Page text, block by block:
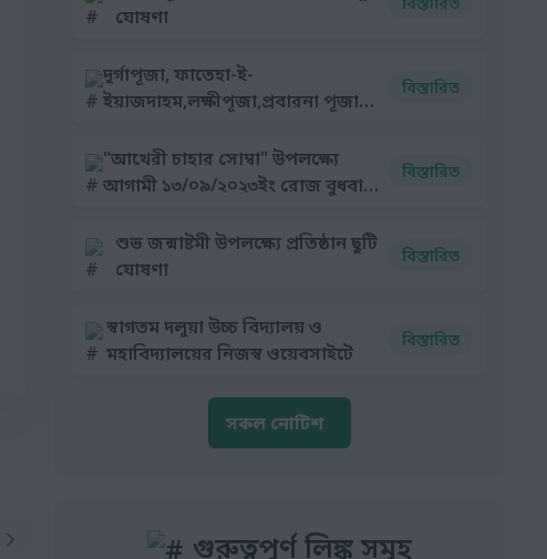
ঘোষণা
দূর্গাপূজা, ফাতেহা-ই-
ইয়াজদাহম,লক্ষীপূজা,প্রবারনা পূজা
বিস্তারিত
"আখেরী চাহার সোম্বা" উপলক্ষ্যে
আগামী ১৩/০৯/২০২৩ইং রোজ বুধবার
বিস্তারিত
শুভ জন্মাষ্টমী উপলক্ষ্যে প্রতিষ্ঠান ছুটি
ঘোষণা
বিস্তারিত
স্বাগতম দলুয়া উচ্চ বিদ্যালয় ও
মহাবিদ্যালয়ের নিজস্ব ওয়েবসাইটে
বিস্তারিত
সকল নোটিশ
গুরুত্বপূর্ণ লিঙ্ক সমূহ